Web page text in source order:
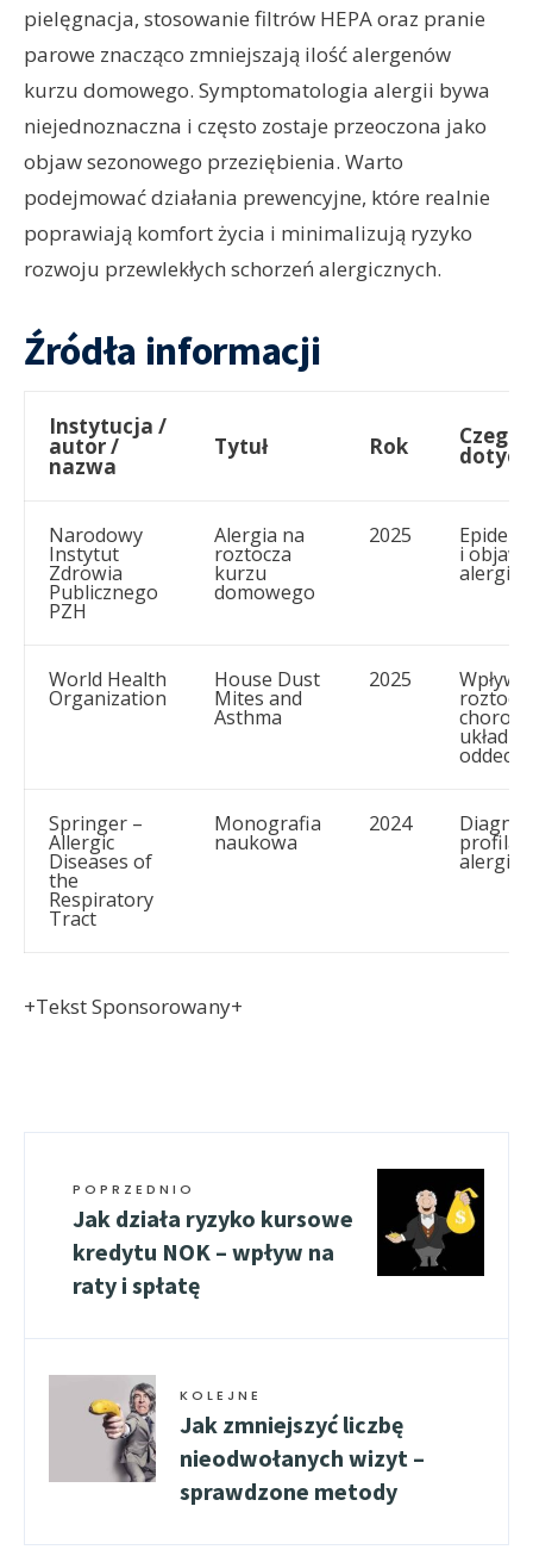
pielęgnacja, stosowanie filtrów HEPA oraz pranie
parowe znacząco zmniejszają ilość alergenów
kurzu domowego. Symptomatologia alergii bywa
niejednoznaczna i często zostaje przeoczona jako
objaw sezonowego przeziębienia. Warto
podejmować działania prewencyjne, które realnie
poprawiają komfort życia i minimalizują ryzyko
rozwoju przewlekłych schorzeń alergicznych.
Źródła informacji
Instytucja /
autor /
nazwa
Tytuł Rok Czego
Narodowy
Instytut
Zdrowia
Publicznego
PZH
Alergia na
roztocza
kurzu
domowego
2025
i objawy
alergii
World Health
Organization
House Dust
Mites and
Asthma
2025 Wpływ
choroby
układu
Springer –
Allergic
Diseases of
the
Respiratory
Tract
Monografia
naukowa
2024
alergii
+Tekst Sponsorowany+
POPRZEDNIO
Jak działa ryzyko kursowe
kredytu NOK – wpływ na
raty i spłatę
KOLEJNE
Jak zmniejszyć liczbę
nieodwołanych wizyt –
sprawdzone metody